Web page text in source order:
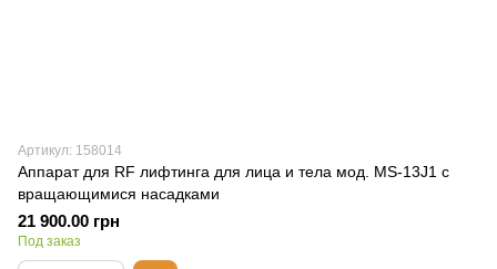
Артикул: 158014
Аппарат для RF лифтинга для лица и тела мод. MS-13J1 с
вращающимися насадками
21 900.00 грн
Под заказ